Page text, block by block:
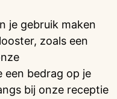
je gebruik maken
zoals een
een bedrag op je
bij onze receptie